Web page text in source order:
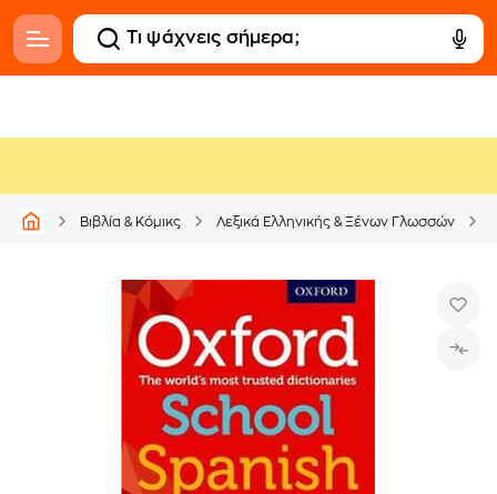
Βιβλία & Κόμικς Λεξικά Ελληνικής & Ξένων Γλωσσών